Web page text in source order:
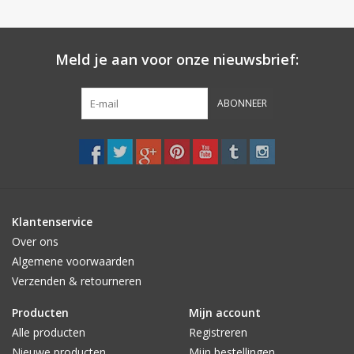
Meld je aan voor onze nieuwsbrief:
ABONNEER
Klantenservice
Over ons
Algemene voorwaarden
Verzenden & retourneren
Producten
Alle producten
Mijn account
Registreren